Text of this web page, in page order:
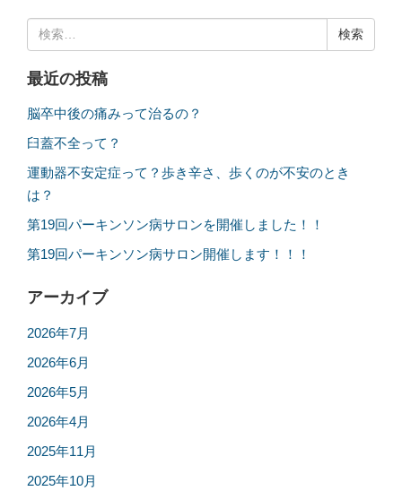
索:
最近の投稿
脳卒中後の痛みって治るの？
臼蓋不全って？
運動器不安定症って？歩き辛さ、歩くのが不安のとき
は？
第19回パーキンソン病サロンを開催しました！！
第19回パーキンソン病サロン開催します！！！
アーカイブ
2026年7月
2026年6月
2026年5月
2026年4月
2025年11月
2025年10月